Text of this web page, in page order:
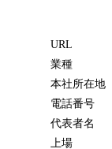
URL
業種
本社所在地
電話番号
代表者名
上場